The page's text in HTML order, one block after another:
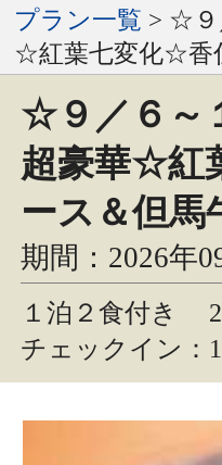
プラン一覧 > ☆９
☆紅葉七変化☆香
☆９／６～
超豪華☆紅
ース＆但
期間：2026年
１泊２食付き
チェックイン：